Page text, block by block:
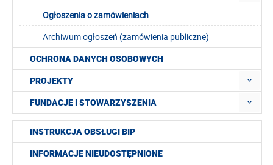
Ogłoszenia o zamówieniach
Archiwum ogłoszeń (zamówienia publiczne)
OCHRONA DANYCH OSOBOWYCH
PROJEKTY
FUNDACJE I STOWARZYSZENIA
INSTRUKCJA OBSŁUGI BIP
INFORMACJE NIEUDOSTĘPNIONE